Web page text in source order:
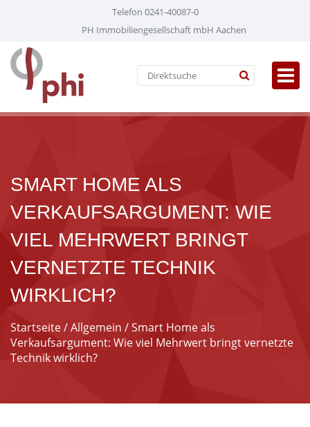
Telefon 0241-40087-0
PH Immobiliengesellschaft mbH Aachen
SMART HOME ALS
VERKAUFSARGUMENT: WIE
VIEL MEHRWERT BRINGT
VERNETZTE TECHNIK
WIRKLICH?
Startseite/Allgemein / Smart Home als
Verkaufsargument: Wie viel Mehrwert bringt vernetzte
Technik wirklich?